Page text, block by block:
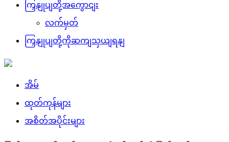
ကြှနျုပျတို့အကွောငျး
လက်မှတ်
ကြှနျုပျတို့ကိုဆကျသှယျရနျ
အိမ်
ထုတ်ကုန်များ
အစိတ်အပိုင်းများ